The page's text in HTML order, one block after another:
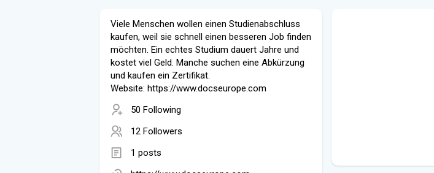
Viele Menschen wollen einen Studienabschluss
kaufen, weil sie schnell einen besseren Job finden
möchten. Ein echtes Studium dauert Jahre und
kostet viel Geld. Manche suchen eine Abkürzung
und kaufen ein Zertifikat.
Website: https://www.docseurope.com
50 Following
12 Followers
1 posts